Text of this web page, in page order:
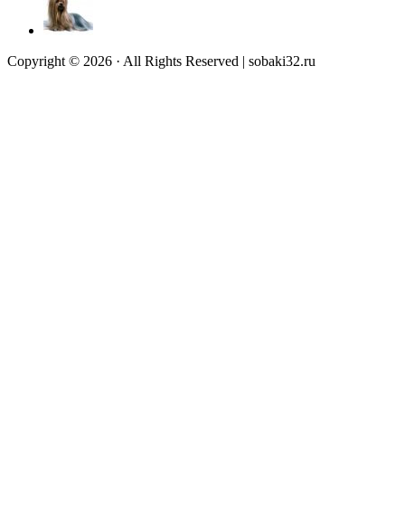
Copyright © 2026 · All Rights Reserved | sobaki32.ru